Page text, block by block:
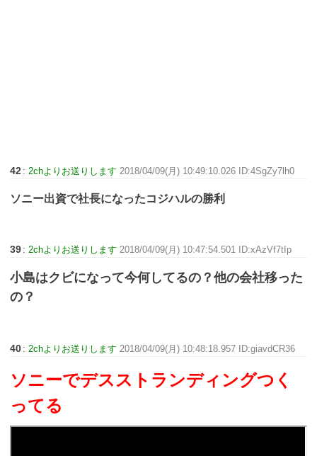
42 :2chよりお送りします 2018/04/09(月) 10:49:10.026 ID:4SgZy7lh0
ソニー出資で社長になったコジハルの勝利
39 :2chよりお送りします 2018/04/09(月) 10:47:54.501 ID:xAzVf7tIp
小島はクビになって今何してるの？他の会社移った
の？
40 : 2chよりお送りします 2018/04/09(月) 10:48:18.957 ID:giavdCR36
ソニーでデスストランディングつく
ってる